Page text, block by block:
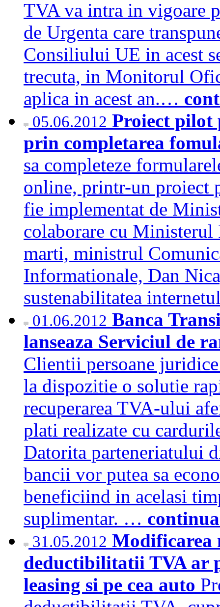
TVA va intra in vigoare
de Urgenta care
Consiliului UE in acest
trecuta, in Monitorul
aplica in acest an.…
05.06.2012 Proiect pilot
prin completarea
sa completeze
online, printr-un proiect
fie implementat de
colaborare cu
marti, ministrul
Informationale, Dan
sustenabilitatea
01.06.2012 Banca
lanseaza Serviciul de
Clientii persoane
la dispozitie o solutie
recuperarea TVA-ului
plati realizate cu
Datorita parteneriatului
bancii vor putea sa
beneficiind in acelasi
suplimentar. …
31.05.2012 Modificarea
deductibilitatii TVA ar
leasing si pe cea auto